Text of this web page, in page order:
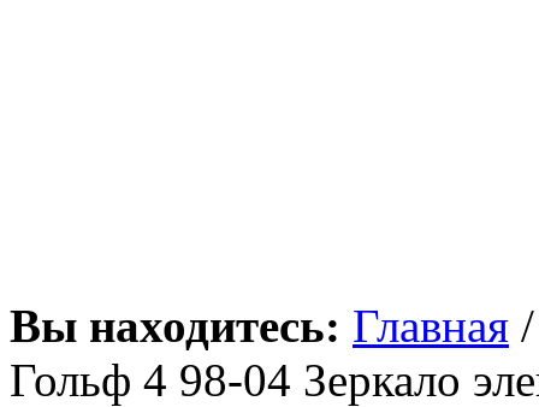
Вы находитесь: Главная
Гольф 4 98-04 Зеркало